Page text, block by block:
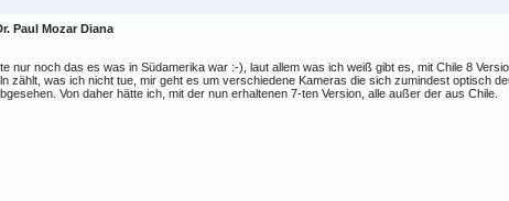
Paul Mozar Diana
nur noch das es was in Südamerika war :-), laut allem was ich weiß gibt es, mit Chile 8
zählt, was ich nicht tue, mir geht es um verschiedene Kameras die sich zumindest optisch
Von daher hätte ich, mit der nun erhaltenen 7-ten Version, alle außer der aus Chile.